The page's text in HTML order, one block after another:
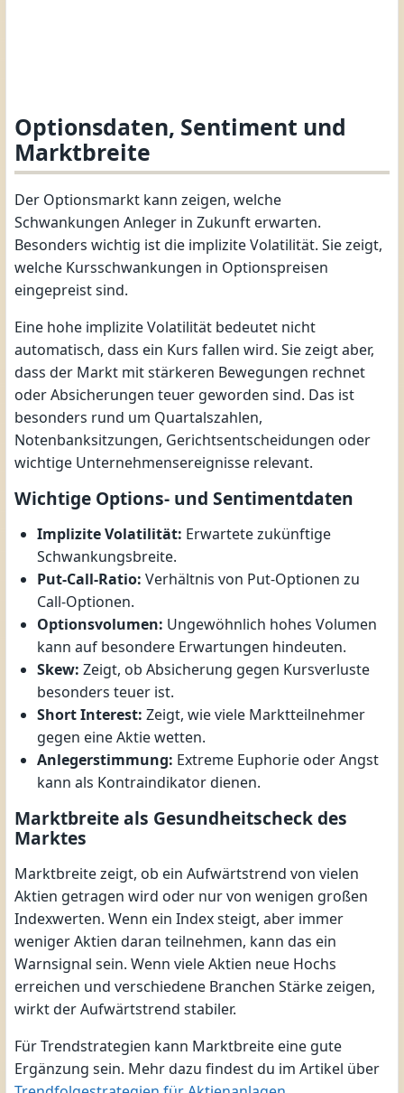
Optionsdaten, Sentiment und
Marktbreite
Der Optionsmarkt kann zeigen, welche
Schwankungen Anleger in Zukunft erwarten.
Besonders wichtig ist die implizite Volatilität. Sie zeigt,
welche Kursschwankungen in Optionspreisen
eingepreist sind.
Eine hohe implizite Volatilität bedeutet nicht
automatisch, dass ein Kurs fallen wird. Sie zeigt aber,
dass der Markt mit stärkeren Bewegungen rechnet
oder Absicherungen teuer geworden sind. Das ist
besonders rund um Quartalszahlen,
Notenbanksitzungen, Gerichtsentscheidungen oder
wichtige Unternehmensereignisse relevant.
Wichtige Options- und Sentimentdaten
Implizite Volatilität: Erwartete zukünftige
Schwankungsbreite.
Put-Call-Ratio: Verhältnis von Put-Optionen zu
Call-Optionen.
Optionsvolumen: Ungewöhnlich hohes Volumen
kann auf besondere Erwartungen hindeuten.
Skew: Zeigt, ob Absicherung gegen Kursverluste
besonders teuer ist.
Short Interest: Zeigt, wie viele Marktteilnehmer
gegen eine Aktie wetten.
Anlegerstimmung: Extreme Euphorie oder Angst
kann als Kontraindikator dienen.
Marktbreite als Gesundheitscheck des
Marktes
Marktbreite zeigt, ob ein Aufwärtstrend von vielen
Aktien getragen wird oder nur von wenigen großen
Indexwerten. Wenn ein Index steigt, aber immer
weniger Aktien daran teilnehmen, kann das ein
Warnsignal sein. Wenn viele Aktien neue Hochs
erreichen und verschiedene Branchen Stärke zeigen,
wirkt der Aufwärtstrend stabiler.
Für Trendstrategien kann Marktbreite eine gute
Ergänzung sein. Mehr dazu findest du im Artikel über